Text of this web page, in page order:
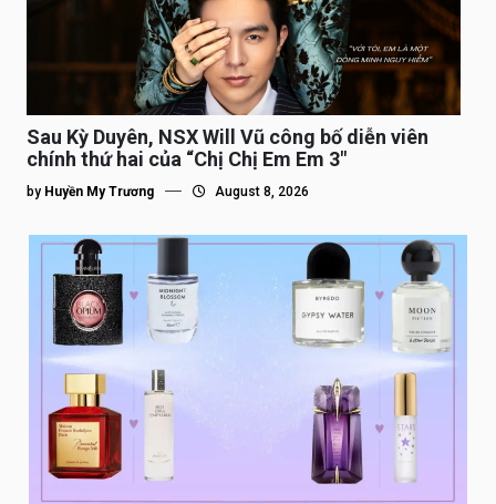
Sau Kỳ Duyên, NSX Will Vũ công bố diễn viên
chính thứ hai của “Chị Chị Em Em 3″
by Huyền My Trương August 8, 2026